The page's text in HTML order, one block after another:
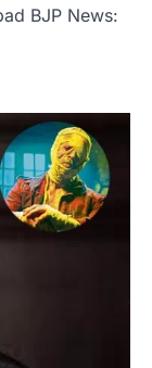
BJP News: